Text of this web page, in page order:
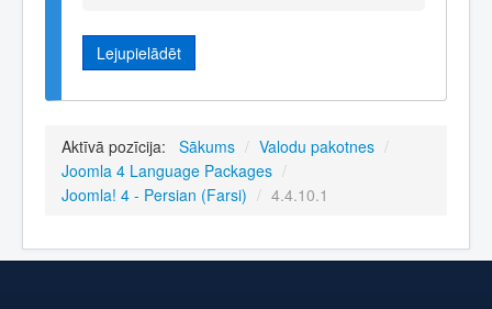
Lejupielādēt
Aktīvā pozīcija: Sākums / Valodu pakotnes /
Joomla 4 Language Packages /
Joomla! 4 - Persian (Farsi) / 4.4.10.1